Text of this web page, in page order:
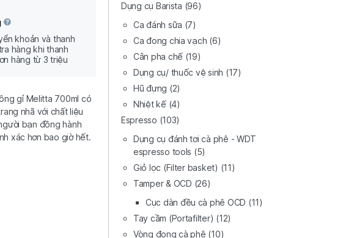
khoản và thanh
hàng khi thanh
hàng từ 3 triệu
gỉ Melitta 700ml có
nhã với chất liệu
bạn đồng hành
xác hơn bao giờ hết.
Dụng cụ Barista (96)
Ca đánh sữa (7)
Ca đong chia vạch (6)
Cân pha chế (19)
Dụng cụ/ thuốc vệ sinh (17)
Hũ đựng (2)
Nhiệt kế (4)
Espresso (103)
Dụng cụ đánh tơi cà phê - WDT
espresso tools (5)
Giỏ lọc (Filter basket) (11)
Tamper & OCD (26)
Cục dàn đều cà phê OCD (11)
Tay cầm (Portafilter) (12)
Vòng đong cà phê (10)